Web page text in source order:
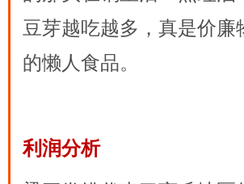
豆芽越吃越多，真是价
的懒人食品。
利润分析